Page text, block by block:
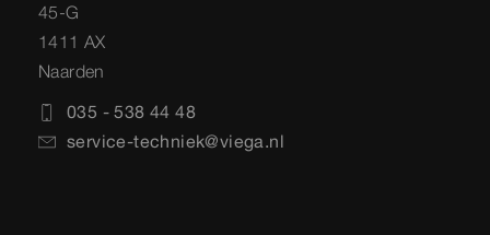
45-G
1411 AX
Naarden
035 - 538 44 48
service-techniek@viega.nl